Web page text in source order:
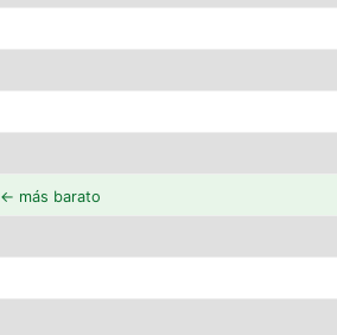
← más barato